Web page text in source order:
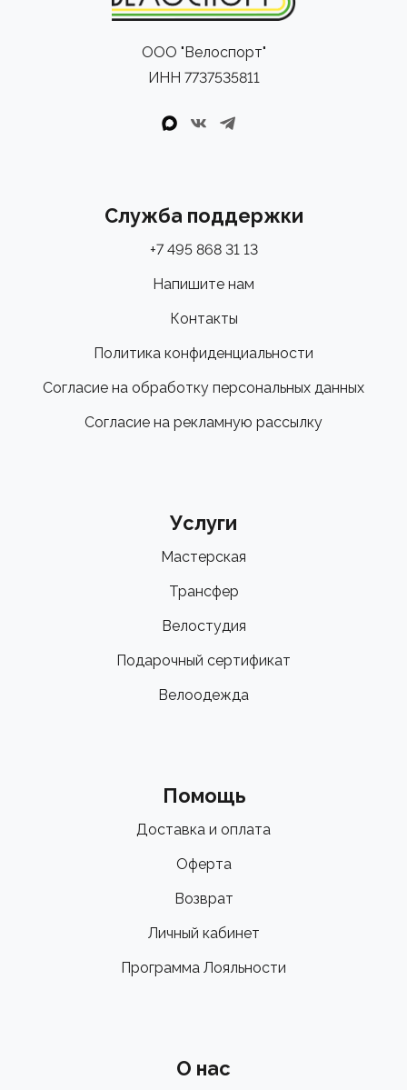
ООО "Велоспорт"
ИНН 7737535811
Служба поддержки
+7 495 868 31 13
Напишите нам
Контакты
Политика конфиденциальности
Согласие на обработку персональных данных
Согласие на рекламную рассылку
Услуги
Мастерская
Трансфер
Велостудия
Подарочный сертификат
Велоодежда
Помощь
Доставка и оплата
Оферта
Возврат
Личный кабинет
Программа Лояльности
О нас